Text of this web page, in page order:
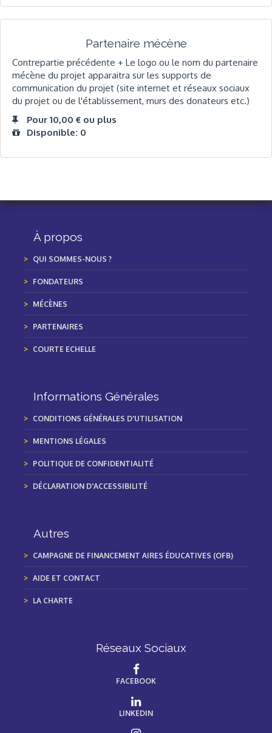
Partenaire mécène
Contrepartie précédente + Le logo ou le nom du partenaire
mécène du projet apparaitra sur les supports de
communication du projet (site internet et réseaux sociaux
du projet ou de l'établissement, murs des donateurs etc.)
Pour 10,00 € ou plus
Disponible: 0
À propos
QUI SOMMES-NOUS ?
FONDATEURS
MÉCÈNES
PARTENAIRES
COURTE ECHELLE
Informations Générales
CONDITIONS GÉNÉRALES D'UTILISATION
MENTIONS LÉGALES
POLITIQUE DE CONFIDENTIALITÉ
DÉCLARATION D'ACCESSIBILITÉ
Autres
CAMPAGNE DE FINANCEMENT AIRES ÉDUCATIVES (OFB)
AIDE ET CONTACT
LA CHARTE
Réseaux Sociaux
FACEBOOK
LINKEDIN